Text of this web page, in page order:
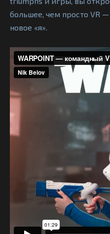
большее, чем просто VR
новое «я».